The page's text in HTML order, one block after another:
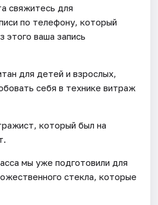
свяжитесь для
по телефону, который
этого ваша запись
для детей и взрослых,
себя в технике витраж
который был на
мы уже подготовили для
стекла, которые